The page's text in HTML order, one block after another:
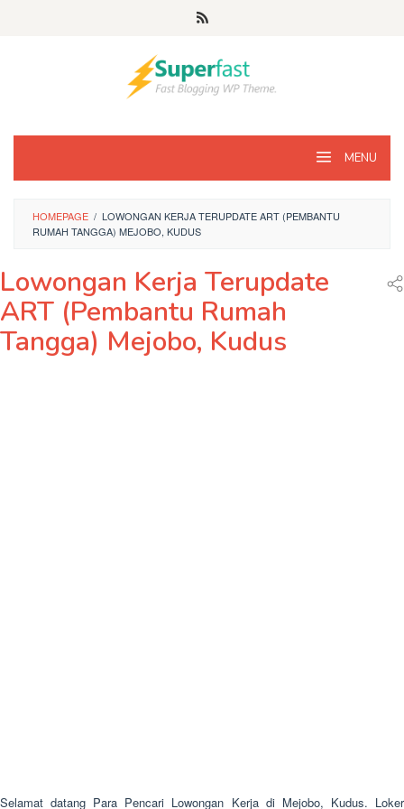
MENU
HOMEPAGE / LOWONGAN KERJA TERUPDATE ART (PEMBANTU
RUMAH TANGGA) MEJOBO, KUDUS
Lowongan Kerja Terupdate
ART (Pembantu Rumah
Tangga) Mejobo, Kudus
Selamat datang Para Pencari Lowongan Kerja di Mejobo, Kudus. Loker